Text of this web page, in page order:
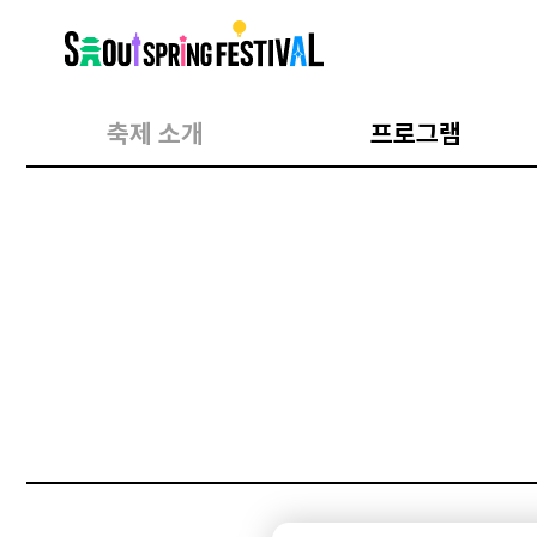
축제 소개 프로그램